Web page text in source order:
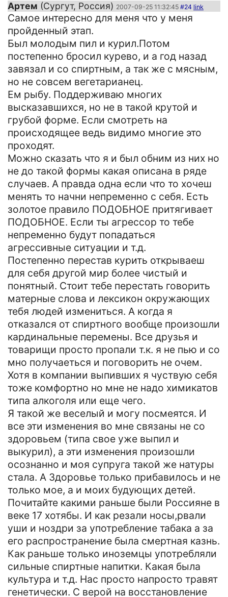
Артем (Сургут, Россия) 2007-09-25 11:32:45 #24 link
Самое интересно для меня что у меня
пройденный этап.
Был молодым пил и курил.Потом
постепенно бросил курево, и а год назад
завязал и со спиртным, а так же с мясным,
но не совсем вегетарианец.
Ем рыбу. Поддерживаю многих
высказавшихся, но не в такой крутой и
грубой форме. Если смотреть на
происходящее ведь видимо многие это
проходят.
Можно сказать что я и был обним из них но
не до такой формы какая описана в ряде
случаев. А правда одна если что то хочеш
менять то начни непременно с себя. Есть
золотое правило ПОДОБНОЕ притягивает
ПОДОБНОЕ. Если ты агрессор то тебе
непременно будут попадаться
агрессивные ситуации и т.д.
Постепенно перестав курить открываеш
для себя другой мир более чистый и
понятный. Стоит тебе перестать говорить
матерные слова и лексикон окружающих
тебя людей измениться. А когда я
отказался от спиртного вообще произошли
кардинальные перемены. Все друзья и
товарищи просто пропали т.к. я не пью и со
мно получаеться и поговорить не очем.
Хотя в компании выпивших я чуствую себя
тоже комфортно но мне не надо химикатов
типа алкоголя или еще чего.
Я такой же веселый и могу посмеятся. И
все эти изменения во мне связаны не со
здоровьем (типа свое уже выпил и
выкурил), а эти изменения произошли
осознанно и моя супруга такой же натуры
стала. А Здоровье только прибавилось и не
только мое, а и моих будующих детей.
Почитайте какими раньше были Россияне в
веке 17 хотябы. И как резали носы,рвали
уши и ноздри за употребление табака а за
его распространение была смертная казнь.
Как раньше только иноземцы употребляли
сильные спиртные напитки. Какая была
культура и т.д. Нас просто напросто травят
генетически. С верой на восстановление